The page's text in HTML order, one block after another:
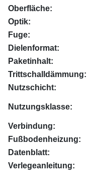
Oberfläche:
Optik:
Fuge:
Dielenformat:
Paketinhalt:
Trittschalldämmung:
Nutzschicht:
Nutzungsklasse:
Verbindung:
Fußbodenheizung:
Datenblatt:
Verlegeanleitung: